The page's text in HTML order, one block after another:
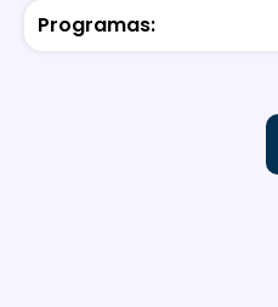
Programas: